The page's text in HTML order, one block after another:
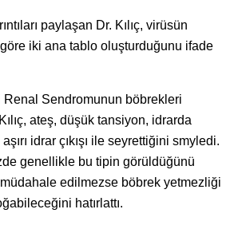
paylaşan Dr. Kılıç, virüsün
iki ana tablo oluşturduğunu ifade
Renal Sendromunun böbrekleri
ateş, düşük tansiyon, idrarda
idrar çıkışı ile seyrettiğini smyledi.
genellikle bu tipin görüldüğünü
müdahale edilmezse böbrek yetmezliği
hatırlattı.